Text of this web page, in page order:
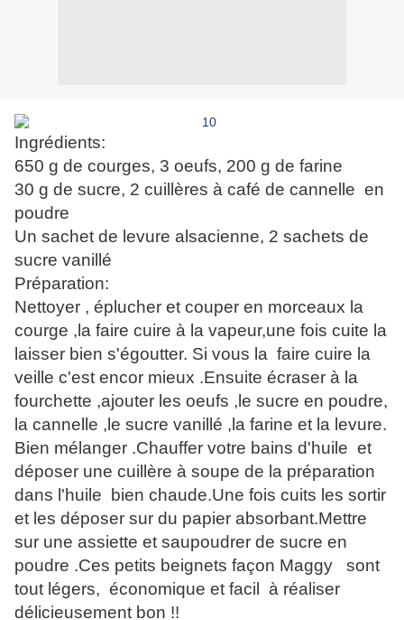
Ingrédients:
650 g de courges, 3 oeufs, 200 g de farine
30 g de sucre, 2 cuillères à café de cannelle en
poudre
Un sachet de levure alsacienne, 2 sachets de
sucre vanillé
Préparation:
Nettoyer , éplucher et couper en morceaux la
courge ,la faire cuire à la vapeur,une fois cuite la
laisser bien s'égoutter. Si vous la faire cuire la
veille c'est encor mieux .Ensuite écraser à la
fourchette ,ajouter les oeufs ,le sucre en poudre,
la cannelle ,le sucre vanillé ,la farine et la levure.
Bien mélanger .Chauffer votre bains d'huile et
déposer une cuillère à soupe de la préparation
dans l'huile bien chaude.Une fois cuits les sortir
et les déposer sur du papier absorbant.Mettre
sur une assiette et saupoudrer de sucre en
poudre .Ces petits beignets façon Maggy sont
tout légers, économique et facil à réaliser
délicieusement bon !!